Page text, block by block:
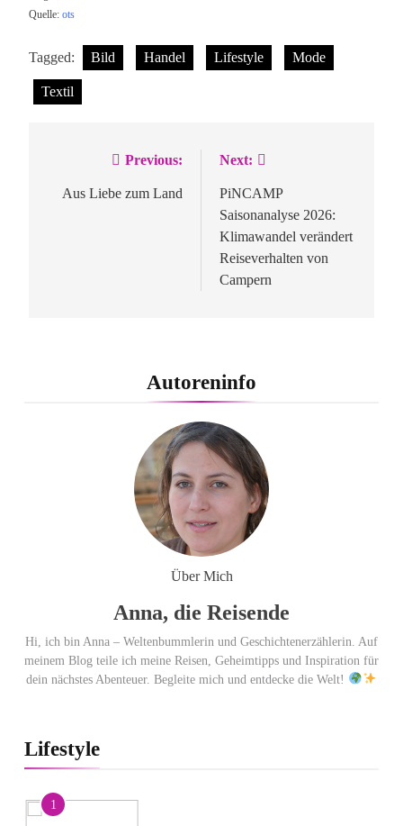
Quelle: ots
Tagged: Bild Handel Lifestyle Mode
Textil
Beitragsnavigation
Previous:
Aus Liebe zum Land
Next:
PiNCAMP
Saisonanalyse 2026:
Klimawandel verändert
Reiseverhalten von
Campern
Autoreninfo
Über Mich
Anna, die Reisende
Hi, ich bin Anna – Weltenbummlerin und Geschichtenerzählerin. Auf
meinem Blog teile ich meine Reisen, Geheimtipps und Inspiration für
dein nächstes Abenteuer. Begleite mich und entdecke die Welt!
Lifestyle
1